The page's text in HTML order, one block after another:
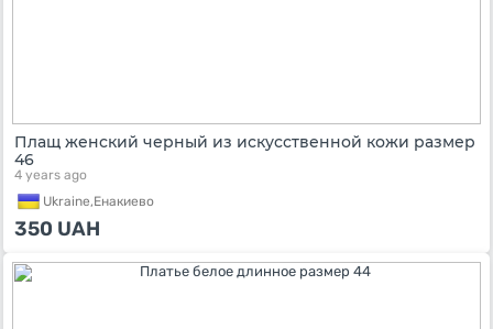
Плащ женский черный из искусственной кожи размер
46
4 years ago
Ukraine,Енакиево
350 UAH